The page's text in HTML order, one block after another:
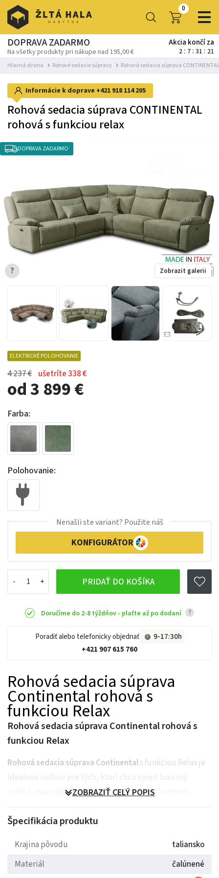
0
DOPRAVA ZADARMO
Na všetky produkty pri nákupe nad 195,00 €
Akcia končí za
2 7 31 20
Hlavná strana Rohové sedacie súpravy Rohová sedacia súprava
ELEKTRICKÉ POLOHOVANIE
4 237 € ušetríte 338 €
od 3 899 €
Farba:
Polohovanie:
PRIDAŤ DO KOŠÍKA
Nenašli ste variant? Použite náš
KONFIGURÁTOR
Doručíme do 2-8 týždňov - plaťte až po dodaní ?
Poradiť alebo telefonicky objednať
9-17:30h
+421 907 615 760
Informácie k doprave +421 918 114 205
Rohová sedacia súprava CONTINENTAL
rohová s funkciou relax
DOPRAVA ZADARMO
Zobrazit galerii
?
Rohová sedacia súprava
Continental rohová s
funkciou Relax
Rohová sedacia súprava Continental rohová s
funkciou Relax
Rohová sedacia súprava Continentals funkciou Relax je
ideálnou voľbou pre tých, ktorí chcú spojiť luxusný
vzhľad, maximálne pohodlie a každodenný komfort.
pre celú rodinu a zároveň vytvára reprezentatívne
Táto sedačka nie je len miestom na sedenie. Je to priestor
ZOBRAZIŤ CELÝ POPIS
Špecifikácia produktu
Krajina pôvodu
taliansko
Materiál
čalúnené